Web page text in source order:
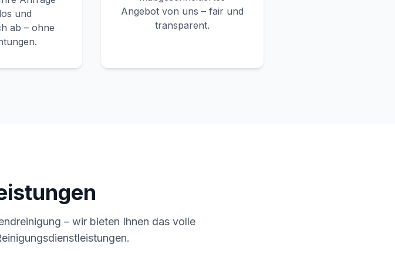
und
ab – ohne
Angebot von uns – fair und
transparent.
– wir bieten Ihnen das volle